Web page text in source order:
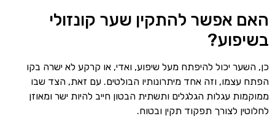
האם אפשר להתקין שער קונזולי
בשיפוע?
כן, השער יכול להיפתח מעל שיפוע, ואדי, או קרקע לא ישרה בקו
הפתח עצמו, וזה אחד מיתרונותיו הבולטים. עם זאת, הצד שבו
ממוקמות עגלות הגלגלים ותשתית הבטון חייב להיות ישר ומאוזן
לחלוטין לצורך תפקוד תקין ובטוח.